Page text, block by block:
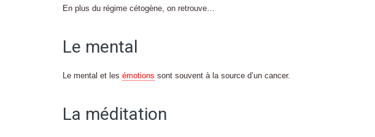
En plus du régime cétogène, on retrouve…
Le mental
Le mental et les émotions sont souvent à la source d’un cancer.
La méditation